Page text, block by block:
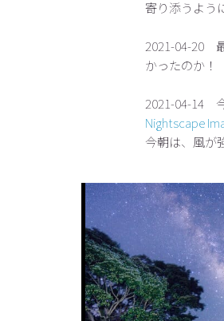
寄り添うよう
2021-04-20
かったのか！
2021-04-14
Nightscape
今朝は、風が